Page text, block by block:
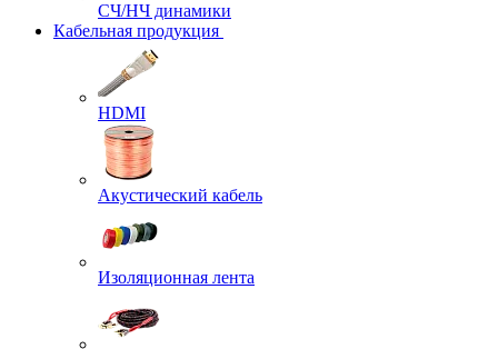
СЧ/НЧ динамики
Кабельная продукция
HDMI
Акустический кабель
Изоляционная лента